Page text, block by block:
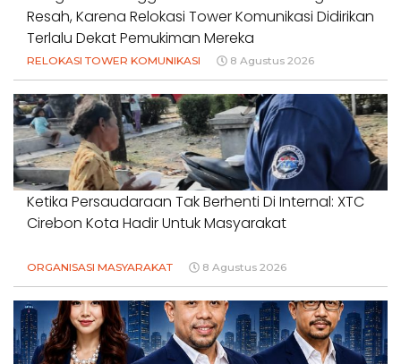
Resah, Karena Relokasi Tower Komunikasi Didirikan
Terlalu Dekat Pemukiman Mereka
RELOKASI TOWER KOMUNIKASI 8 Agustus 2026
Ketika Persaudaraan Tak Berhenti Di Internal: XTC
Cirebon Kota Hadir Untuk Masyarakat
ORGANISASI MASYARAKAT 8 Agustus 2026